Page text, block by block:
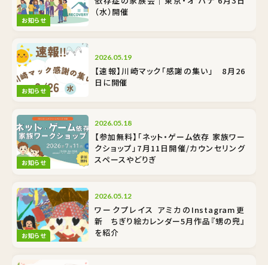
お知らせ
（水）開催
お知らせ
2026.05.19
【速報】川崎マック「感謝の集い」 8月26
日に開催
お知らせ
2026.05.18
【参加無料】「ネット・ゲーム依存 家族ワー
クショップ」7月11日開催/カウンセリング
スペースやどりぎ
お知らせ
2026.05.12
ワークプレイス アミカのInstagram更
新 ちぎり絵カレンダー5月作品『甥の兜』
を紹介